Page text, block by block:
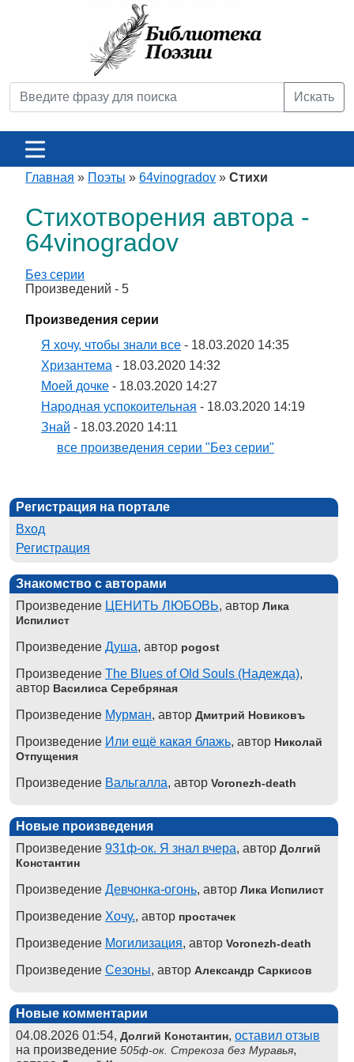
Искать
Главная » Поэты » 64vinogradov » Стихи
Стихотворения автора -
64vinogradov
Без серии
Произведений - 5
Произведения серии
Я хочу, чтобы знали все - 18.03.2020 14:35
Хризантема - 18.03.2020 14:32
Моей дочке - 18.03.2020 14:27
Народная успокоительная - 18.03.2020 14:19
Знай - 18.03.2020 14:11
все произведения серии "Без серии"
Регистрация на портале
Вход
Регистрация
Знакомство с авторами
Произведение ЦЕНИТЬ ЛЮБОВЬ, автор Лика
Испилист
Произведение Душа, автор pogost
Произведение The Blues of Old Souls (Надежда),
автор Василиса Серебряная
Произведение Мурман, автор Дмитрий Новиковъ
Произведение Или ещё какая блажь, автор Николай
Отпущения
Произведение Вальгалла, автор Voronezh-death
Новые произведения
Произведение 931ф-ок. Я знал вчера, автор Долгий
Константин
Произведение Девчонка-огонь, автор Лика Испилист
Произведение Хочу., автор простачек
Произведение Могилизация, автор Voronezh-death
Произведение Сезоны, автор Александр Саркисов
Новые комментарии
04.08.2026 01:54, Долгий Константин, оставил отзыв
на произведение 505ф-ок. Стрекоза без Муравья,